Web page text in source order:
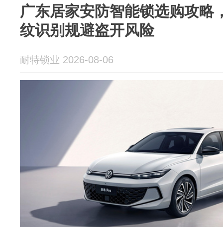
广东居家安防智能锁选购攻略
纹识别规避盗开风险
耐特锁业 2026-08-06